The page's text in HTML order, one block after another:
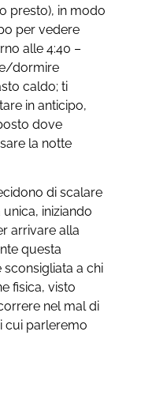
presto), in modo
per vedere
alle 4:40 –
dormire
caldo; ti
in anticipo,
dove
la notte
di scalare
iniziando
arrivare alla
questa
a chi
fisica, visto
nel mal di
cui parleremo